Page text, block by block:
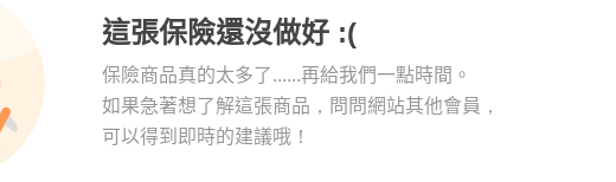
這張保險還沒做好 :(
保險商品真的太多了......再給我們一點時間。
如果急著想了解這張商品，問問網站其他會員，
可以得到即時的建議哦！